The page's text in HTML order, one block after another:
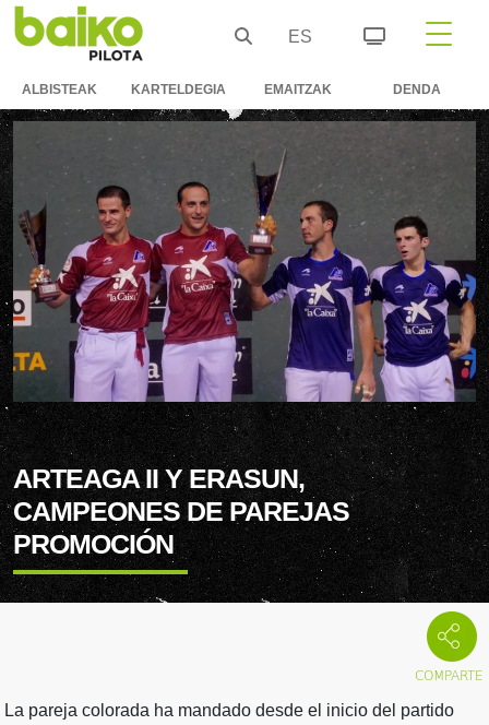
ES
ALBISTEAK KARTELDEGIA EMAITZAK DENDA
ARTEAGA II Y ERASUN,
CAMPEONES DE PAREJAS
PROMOCIÓN
La pareja colorada ha mandado desde el inicio del partido